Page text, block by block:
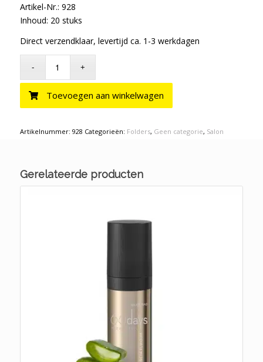
Artikel-Nr.: 928
Inhoud: 20 stuks
Direct verzendklaar, levertijd ca. 1-3 werkdagen
Toevoegen aan winkelwagen
Artikelnummer: 928 Categorieën: Folders, Geen categorie, Salon
Gerelateerde producten